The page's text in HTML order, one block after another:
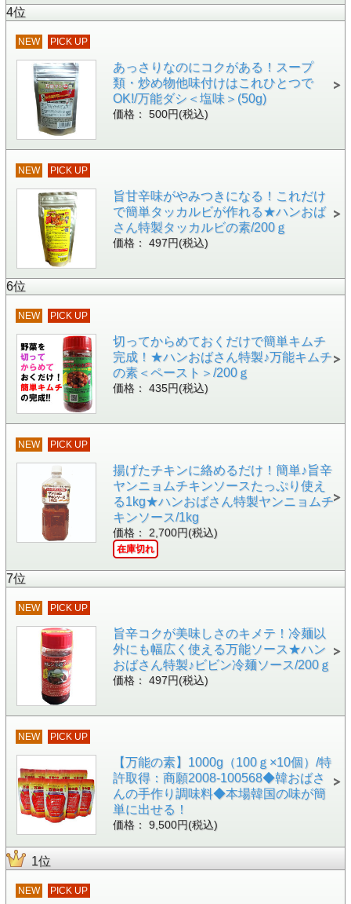
4位
NEW PICK UP
あっさりなのにコクがある！スープ
類・炒め物他味付けはこれひとつで
OK!/万能ダシ＜塩味＞(50g)
価格： 500円(税込)
NEW PICK UP
旨甘辛味がやみつきになる！これだけ
で簡単タッカルビが作れる★ハンおば
さん特製タッカルビの素/200ｇ
価格： 497円(税込)
6位
NEW PICK UP
切ってからめておくだけで簡単キムチ
完成！★ハンおばさん特製♪万能キムチ
の素＜ペースト＞/200ｇ
価格： 435円(税込)
NEW PICK UP
揚げたチキンに絡めるだけ！簡単♪旨辛
ヤンニョムチキンソースたっぷり使え
る1kg★ハンおばさん特製ヤンニョムチ
キンソース/1kg
価格： 2,700円(税込)
在庫切れ
7位
NEW PICK UP
旨辛コクが美味しさのキメテ！冷麺以
外にも幅広く使える万能ソース★ハン
おばさん特製♪ビビン冷麺ソース/200ｇ
価格： 497円(税込)
NEW PICK UP
【万能の素】1000g（100ｇ×10個）/特
許取得：商願2008-100568◆韓おばさ
んの手作り調味料◆本場韓国の味が簡
単に出せる！
価格： 9,500円(税込)
1位
NEW PICK UP